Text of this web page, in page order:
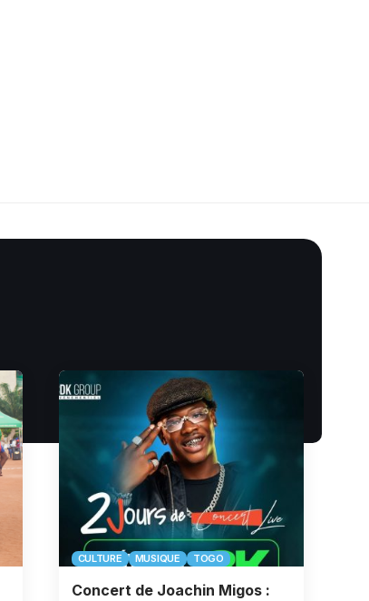
CULTURE MUSIQUE TOGO
Concert de Joachin Migos :